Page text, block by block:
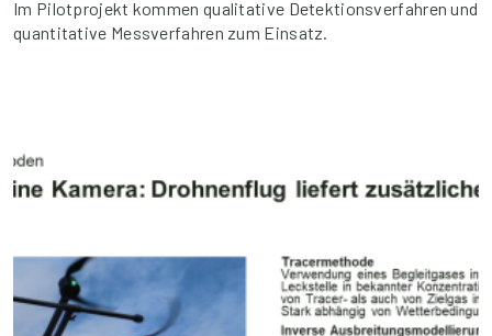
Im Pilotprojekt kommen qualitative Detektionsverfahren und
quantitative Messverfahren zum Einsatz.